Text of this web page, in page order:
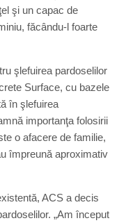
şi un capac de
făcându-l foarte
şlefuirea pardoselilor
Surface, cu bazele
în şlefuirea
importanţa folosirii
o afacere de familie,
împreună aproximativ
ACS a decis
„Am început